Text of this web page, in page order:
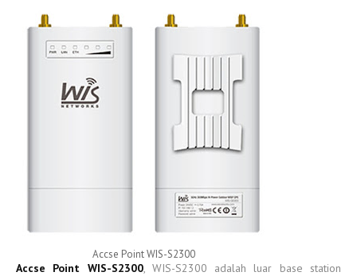
Accse Point WIS-S2300
Accse Point WIS-S2300, WIS-S2300 adalah luar base station